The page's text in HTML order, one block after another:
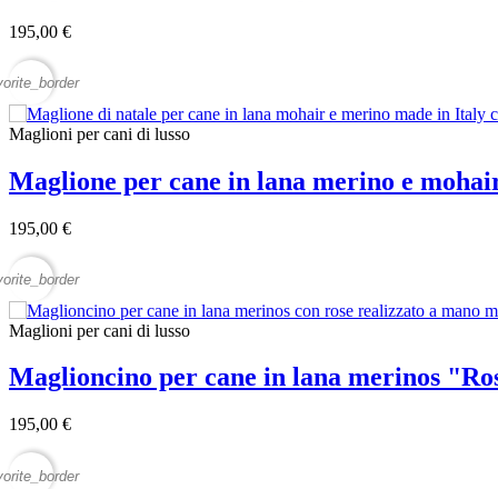
195,00 €
Maglioni per cani di lusso
Maglione per cane in lana merino e
195,00 €
Maglioni per cani di lusso
Maglioncino per cane in lana merinos
195,00 €